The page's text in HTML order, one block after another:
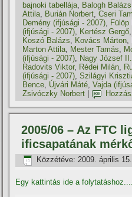
bajnoki tabellája, Balogh Balázs
Attila, Burián Norbert,Cseri
Demény (ifjúsági - 2007), Fülöp
(ifjúsági - 2007), Kertész Gergő,
Koszó Balázs, Kovács Márton,
Marton Attila, Mester Tamás,
(ifjúsági - 2007), Nagy József II.
Radovits Viktor, Rédei Milán,
(ifjúsági - 2007),Szilágyi
Bence, Újvári Máté,Vajda
Zsivóczky Norbert
2005/06 – Az FTC
ificsapatának
Közzétéve: 2009. április
Egy kattintás ide a folytatáshoz....